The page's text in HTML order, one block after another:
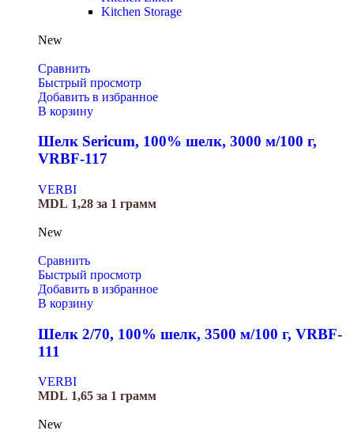
Kitchen Storage
New
Сравнить
Быстрый просмотр
Добавить в избранное
В корзину
Шелк Sericum, 100% шелк, 3000 м/100 г,
VRBF-117
VERBI
MDL 1,28 за 1 грамм
New
Сравнить
Быстрый просмотр
Добавить в избранное
В корзину
Шелк 2/70, 100% шелк, 3500 м/100 г, VRBF-
111
VERBI
MDL 1,65 за 1 грамм
New